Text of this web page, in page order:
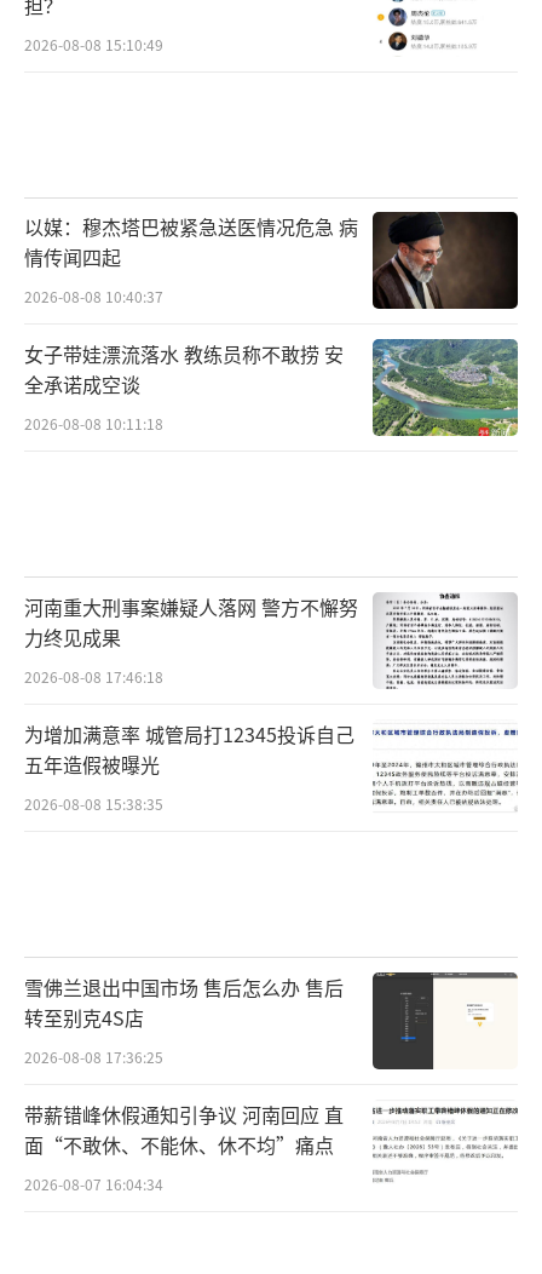
2026-08-08 15:10:49
以媒：穆杰塔巴被紧急送医情况危急 病
情传闻四起
2026-08-08 10:40:37
女子带娃漂流落水 教练员称不敢捞 安
全承诺成空谈
2026-08-08 10:11:18
河南重大刑事案嫌疑人落网 警方不懈努
力终见成果
2026-08-08 17:46:18
为增加满意率 城管局打12345投诉自己
五年造假被曝光
2026-08-08 15:38:35
雪佛兰退出中国市场 售后怎么办 售后
转至别克4S店
2026-08-08 17:36:25
带薪错峰休假通知引争议 河南回应 直
面“不敢休、不能休、休不均”痛点
2026-08-07 16:04:34